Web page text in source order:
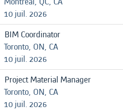
10 juil. 2026
BIM Coordinator
Toronto, ON, CA
10 juil. 2026
Project Material Manager
Toronto, ON, CA
10 juil. 2026